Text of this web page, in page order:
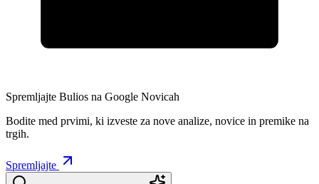
Spremljajte Bulios na Google Novicah
Bodite med prvimi, ki izveste za nove analize, novice in premike na
trgih.
Spremljajte